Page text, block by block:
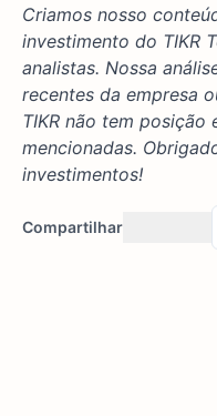
Criamos nosso
investimento do TIKR
analistas. Nossa
recentes da empresa
TIKR não tem posição
mencionadas.
investimentos!
Compartilhar